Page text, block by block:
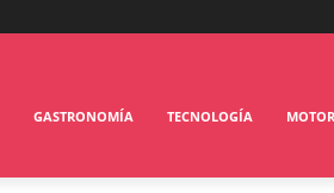
GASTRONOMÍA TECNOLOGÍA MOTOR